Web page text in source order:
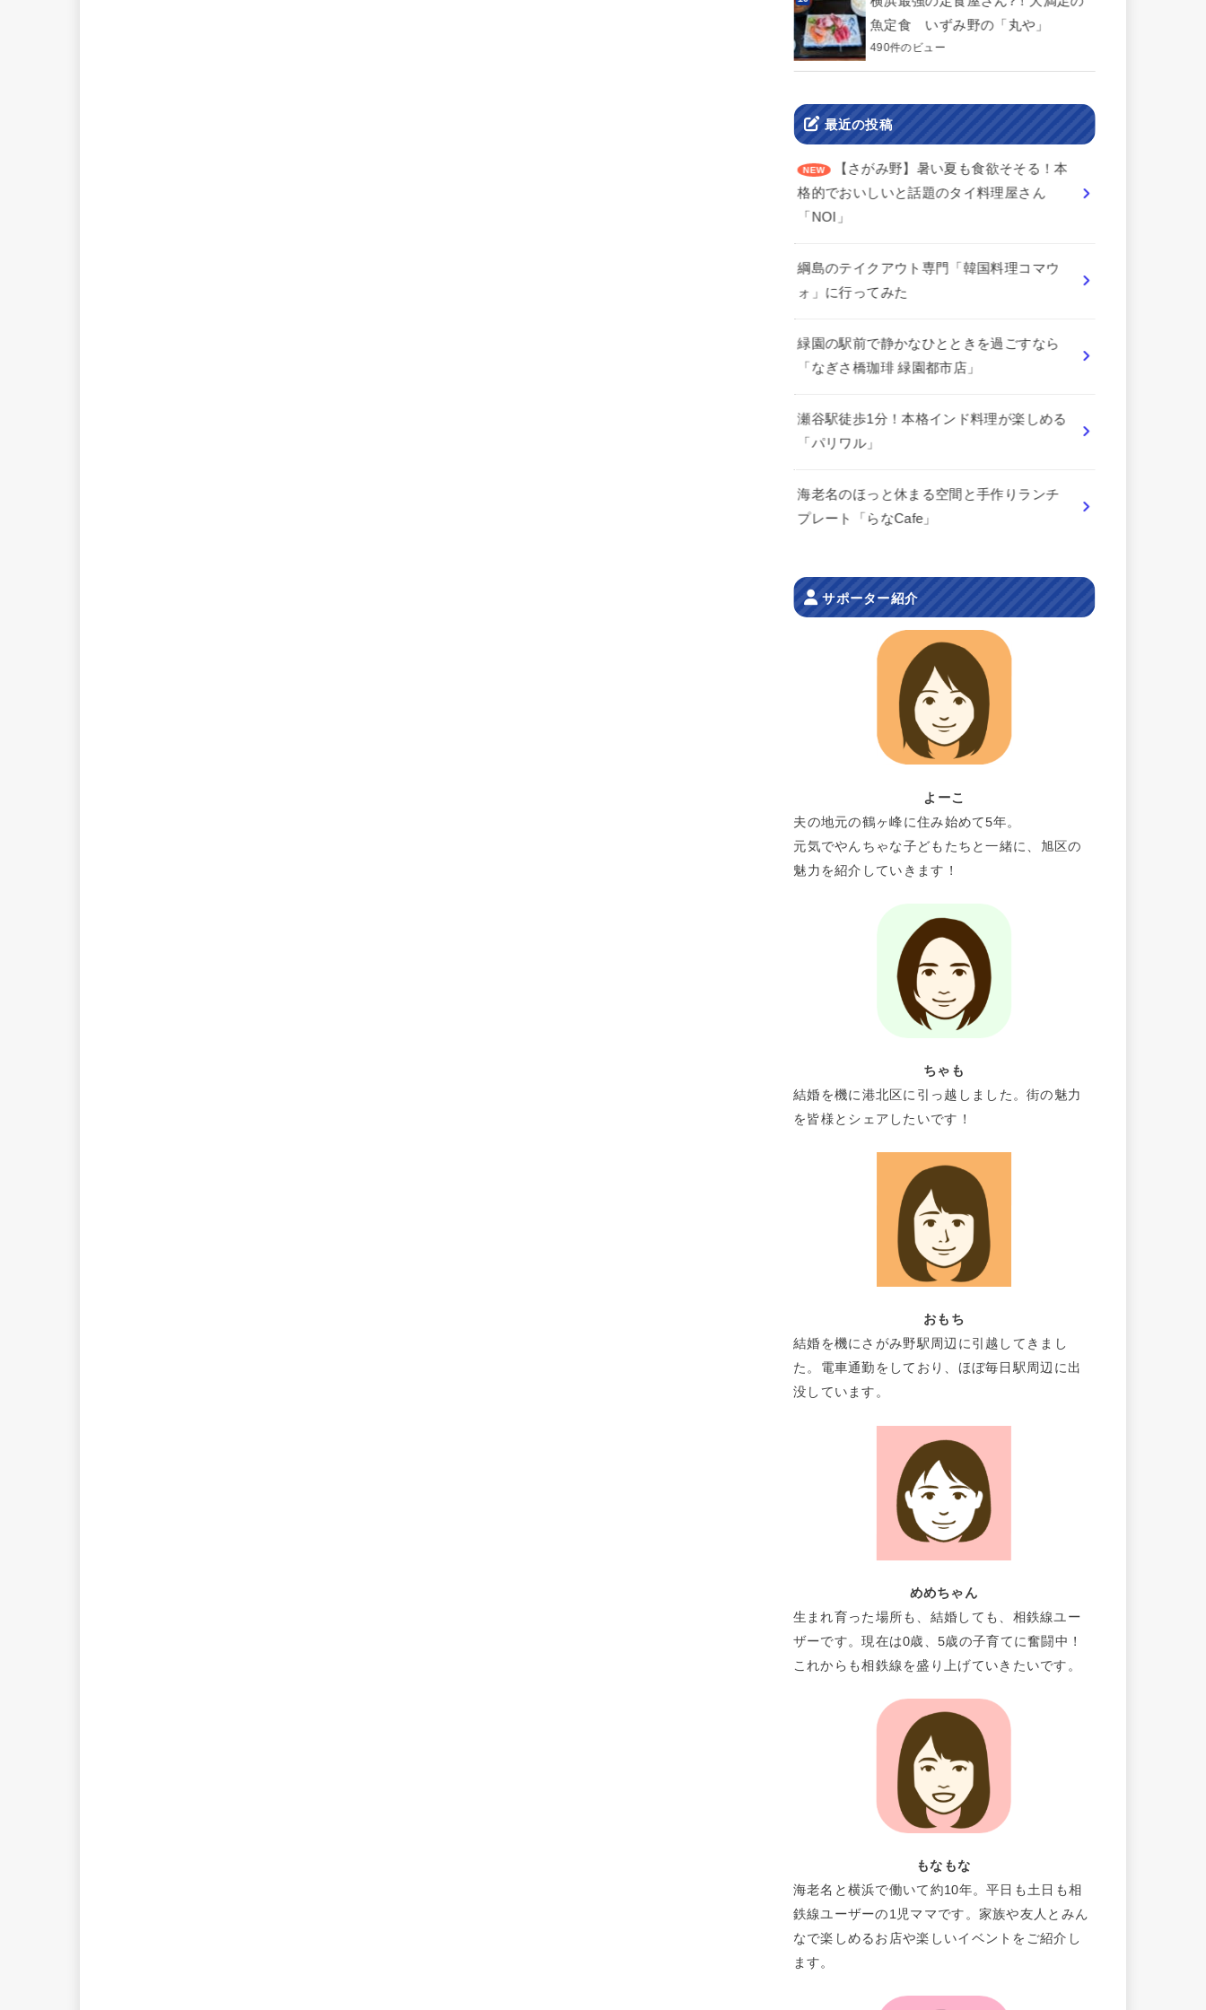
魚定食 いずみ野の「丸や」
490件のビュー
最近の投稿
【さがみ野】暑い夏も食欲そそる！本
格的でおいしいと話題のタイ料理屋さん
「NOI」
綱島のテイクアウト専門「韓国料理コマウ
ォ」に行ってみた
緑園の駅前で静かなひとときを過ごすなら
「なぎさ橋珈琲 緑園都市店」
瀬谷駅徒歩1分！本格インド料理が楽しめる
「パリワル」
海老名のほっと休まる空間と手作りランチ
プレート「らなCafe」
サポーター紹介
よーこ
夫の地元の鶴ヶ峰に住み始めて5年。
元気でやんちゃな子どもたちと一緒に、旭区の
魅力を紹介していきます！
ちゃも
結婚を機に港北区に引っ越しました。街の魅力
を皆様とシェアしたいです！
おもち
結婚を機にさがみ野駅周辺に引越してきまし
た。電車通勤をしており、ほぼ毎日駅周辺に出
没しています。
めめちゃん
生まれ育った場所も、結婚しても、相鉄線ユー
ザーです。現在は0歳、5歳の子育てに奮闘中！
これからも相鉄線を盛り上げていきたいです。
もなもな
海老名と横浜で働いて約10年。平日も土日も相
鉄線ユーザーの1児ママです。家族や友人とみん
なで楽しめるお店や楽しいイベントをご紹介し
ます。